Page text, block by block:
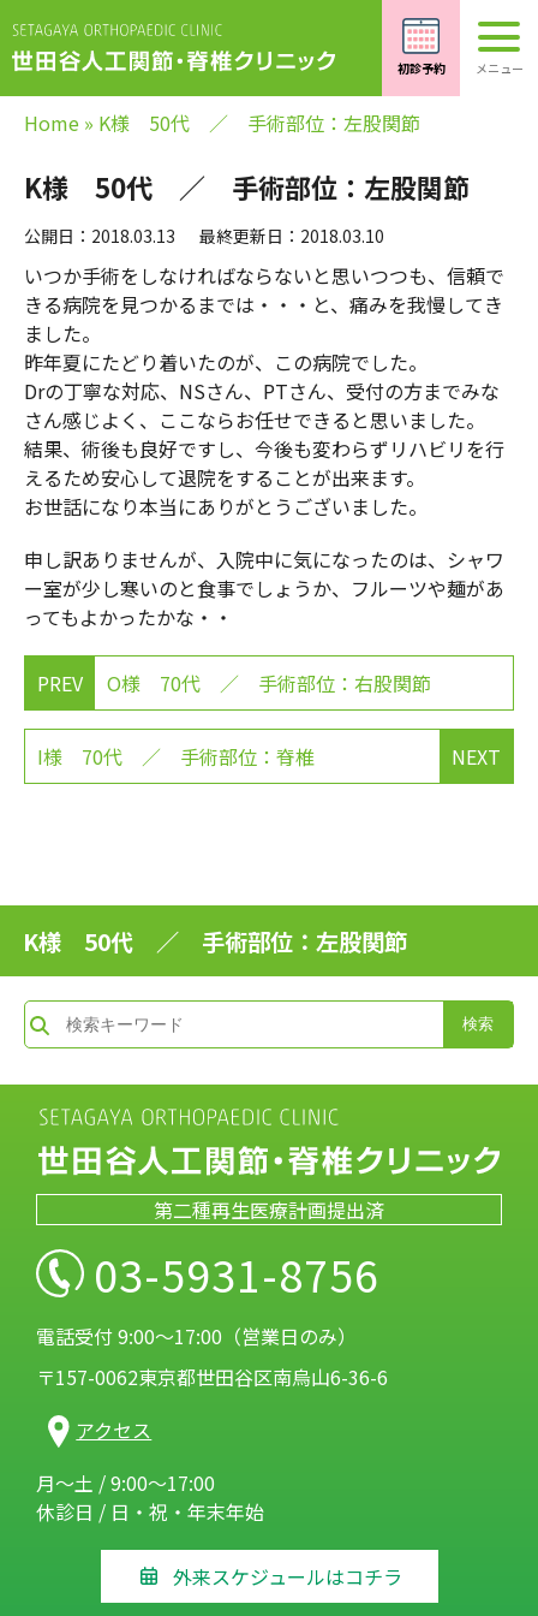
Home » K様 50代 ／ 手術部位：左股関節
K様 50代 ／ 手術部位：左股関節
公開日：2018.03.13 最終更新日：2018.03.10
いつか手術をしなければならないと思いつつも、信頼で
きる病院を見つかるまでは・・・と、痛みを我慢してき
ました。
昨年夏にたどり着いたのが、この病院でした。
Drの丁寧な対応、NSさん、PTさん、受付の方までみな
さん感じよく、ここならお任せできると思いました。
結果、術後も良好ですし、今後も変わらずリハビリを行
えるため安心して退院をすることが出来ます。
お世話になり本当にありがとうございました。
申し訳ありませんが、入院中に気になったのは、シャワ
ー室が少し寒いのと食事でしょうか、フルーツや麺があ
ってもよかったかな・・
PREV O様 70代 ／ 手術部位：右股関節
NEXT
I様 70代 ／ 手術部位：脊椎
K様 50代 ／ 手術部位：左股関節
第二種再生医療計画提出済
03-5931-8756
電話受付 9:00～17:00（営業日のみ）
〒157-0062東京都世田谷区南烏山6-36-6
アクセス
月～土 / 9:00～17:00
休診日 / 日・祝・年末年始
外来スケジュールはコチラ